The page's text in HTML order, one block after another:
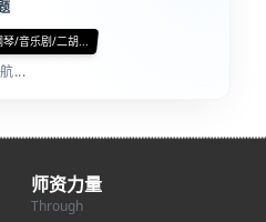
/音乐剧/二胡...
...
师资力量
Through